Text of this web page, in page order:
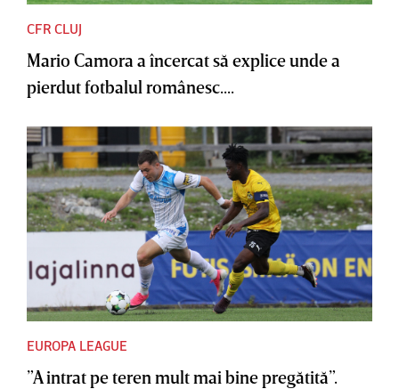
CFR CLUJ
Mario Camora a încercat să explice unde a
pierdut fotbalul românesc....
EUROPA LEAGUE
”A intrat pe teren mult mai bine pregătită”.